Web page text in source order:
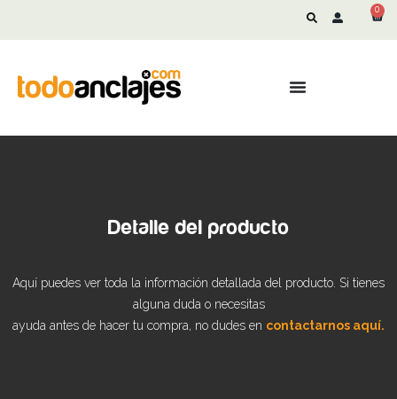
0
Detalle del producto
Aquí puedes ver toda la información detallada del producto. Si tienes
alguna duda o necesitas
ayuda antes de hacer tu compra, no dudes en contactarnos aquí.